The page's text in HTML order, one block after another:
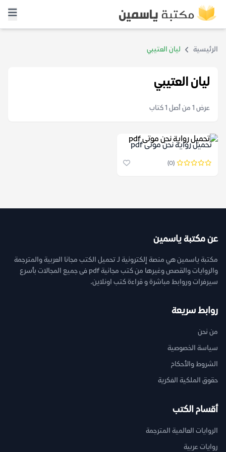
الرئيسية ليان العتيبي
ليان العتيبي
عرض 1 من أصل 1 كتاب
تحميل رواية نحن موتى pdf
(0)
عن مكتبة ياسمين
مكتبة ياسمين هي منصة إلكترونية لـ تحميل الكتب مجانا العربية والمترجمة
والروايات والقصص وغيرها من كتب مجانية pdf فى جميع المجالات بأسرع
سيرفرات وروابط مباشرة و قراءة كتب اونلاين.
روابط سريعة
من نحن
سياسة الخصوصية
الشروط والأحكام
حقوق الملكية الفكرية
أقسام الكتب
الروايات العالمية المترجمة
روايات عربية